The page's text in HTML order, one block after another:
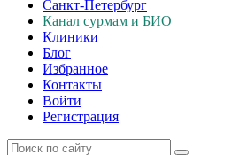
Санкт-Петербург
Канал сурмам и БИО
Клиники
Блог
Избранное
Контакты
Войти
Регистрация